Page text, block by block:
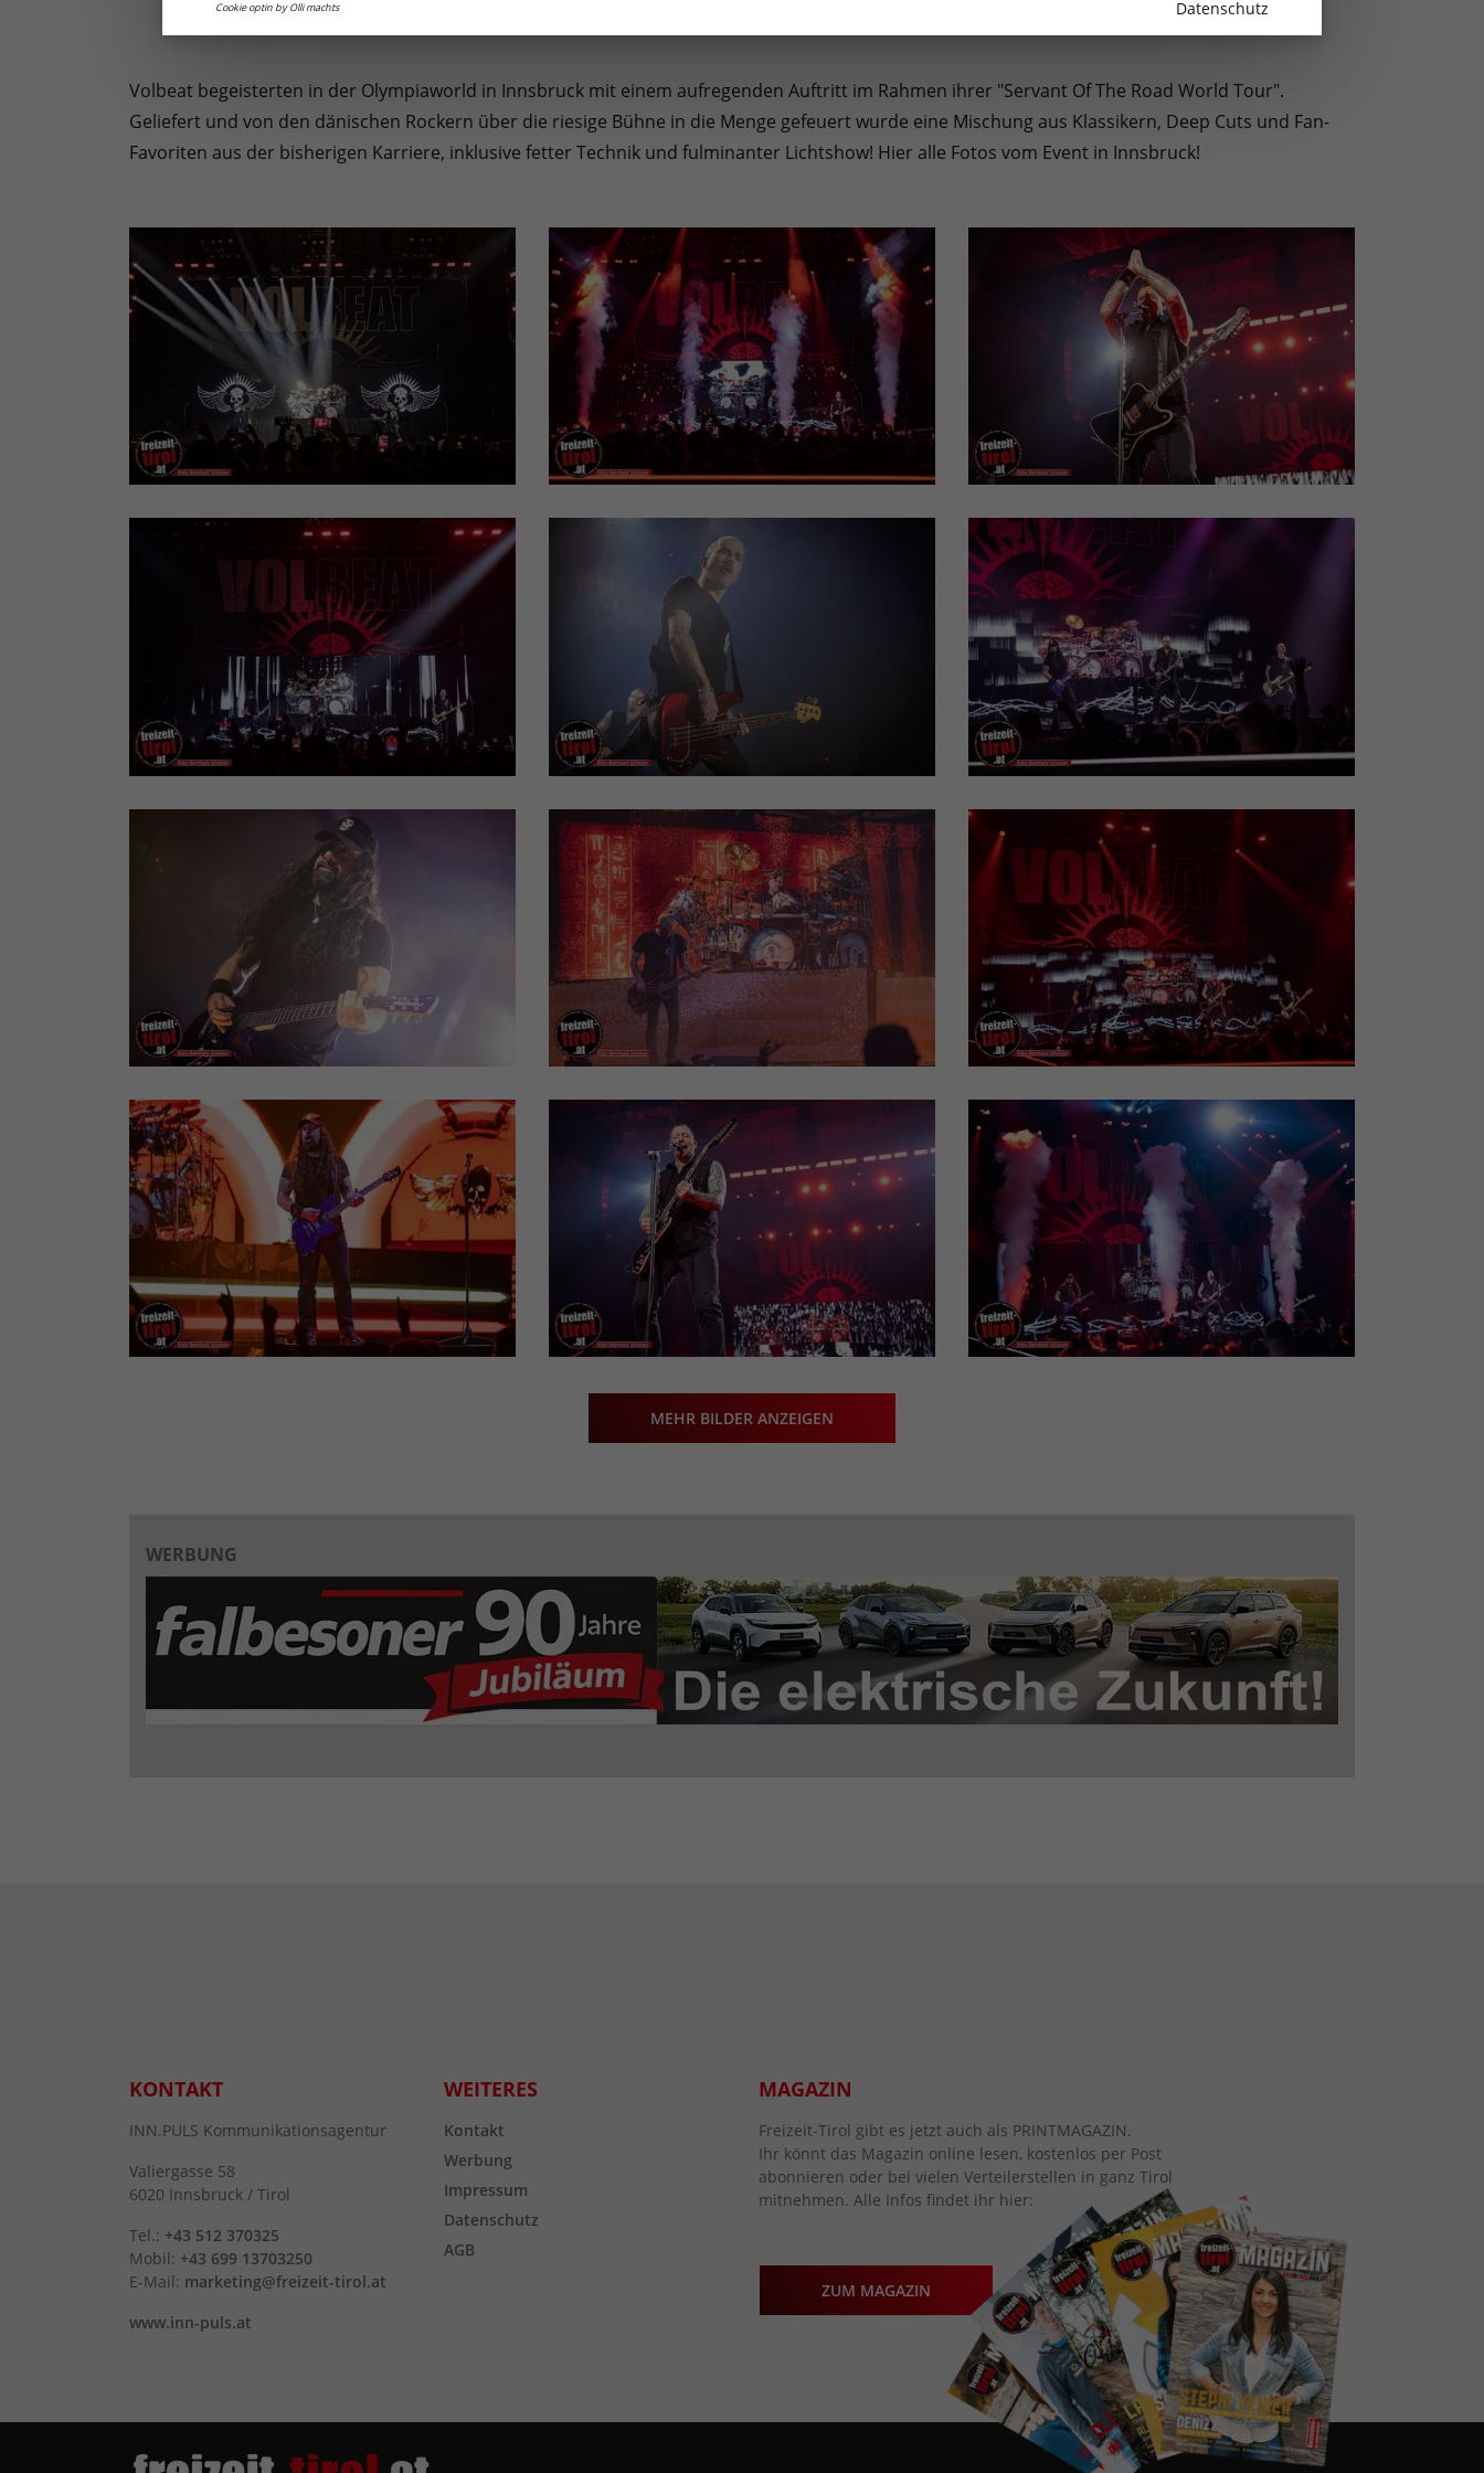
Volbeat begeisterten in der Olympiaworld in Innsbruck mit einem aufregenden Auftritt im Rahmen ihrer "Servant Of The Road World Tour".
Geliefert und von den dänischen Rockern über die riesige Bühne in die Menge gefeuert wurde eine Mischung aus Klassikern, Deep Cuts und Fan-
Favoriten aus der bisherigen Karriere, inklusive fetter Technik und fulminanter Lichtshow! Hier alle Fotos vom Event in Innsbruck!
MEHR BILDER ANZEIGEN
WERBUNG
KONTAKT
INN.PULS Kommunikationsagentur
Valiergasse 58
6020 Innsbruck / Tirol
Tel.: +43 512 370325
Mobil: +43 699 13703250
E-Mail: marketing@freizeit-tirol.at
www.inn-puls.at
WEITERES
Kontakt
Werbung
Impressum
Datenschutz
AGB
MAGAZIN
Freizeit-Tirol gibt es jetzt auch als PRINTMAGAZIN.
Ihr könnt das Magazin online lesen, kostenlos per Post
abonnieren oder bei vielen Verteilerstellen in ganz Tirol
mitnehmen. Alle Infos findet ihr hier:
ZUM MAGAZIN
Cookie optin by Olli machts Datenschutz